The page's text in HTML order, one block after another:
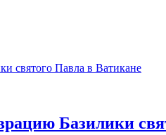
Базилики